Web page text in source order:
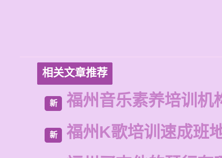
相关文章推荐
新 福州音乐素养培训机
新
福州K歌培训速成班